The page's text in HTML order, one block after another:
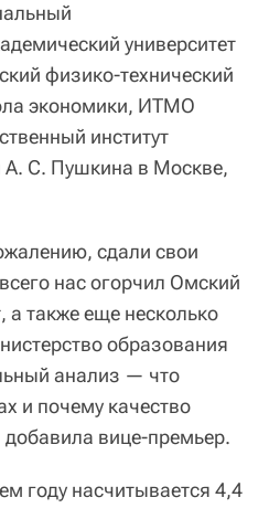
университет
физико-технический
экономики, ИТМО
институт
А. С. Пушкина в Москве,
сдали свои
нас огорчил Омский
а также еще несколько
образования
анализ — что
и почему качество
вице-премьер.
году насчитывается 4,4